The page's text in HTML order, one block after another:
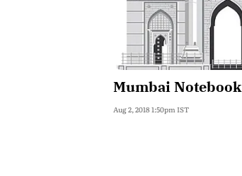
Mumbai Notebook
Aug 2, 2018 1:50pm IST